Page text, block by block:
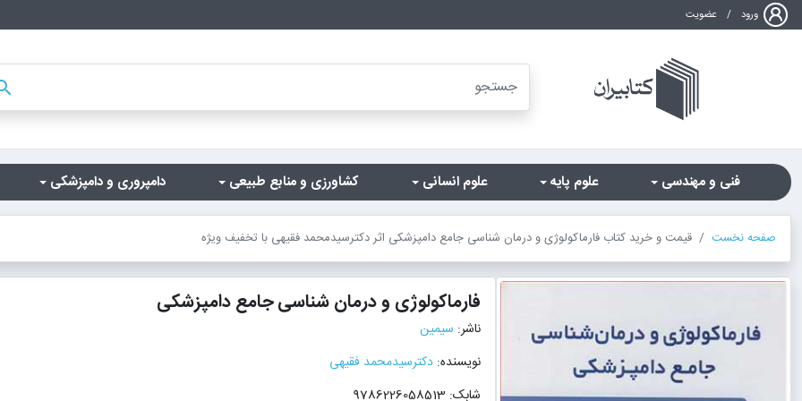
ورود / عضویت
فنی و مهندسی علوم پایه علوم انسانی کشاورزی و منابع طبیعی دامپروری و دامپزشکی
صفحه نخست قیمت و خرید کتاب فارماکولوژی و درمان شناسی جامع دامپزشکی اثر دکترسیدمحمد فقیهی با تخفیف ویژه
فارماکولوژی و درمان شناسی جامع دامپزشکی
ناشر: سیمین
نویسنده: دکترسیدمحمد فقیهی
شابک: 9786226058513